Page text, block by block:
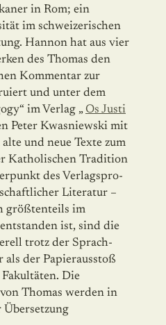
in Rom; ein
im schweize­rischen
Hannon hat aus vier
des Thomas den
Kommentar zur
und unter dem
im Verlag „ Os Justi
Peter Kwasniewski mit
und neue Texte zum
Katholischen Tradition
des Verlagspro­
Literatur –
größtenteils im
ist, sind die
trotz der Sprach­
als der Papierausstoß
Die
Thomas werden in